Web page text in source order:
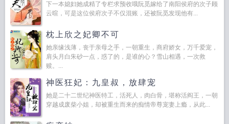
下一本媳妇她成精了专栏求预收哦阮觅嫁给了南阳侯府的次子顾
云暄，可是这位侯府次子不仅混账，还被阮觅发现他有...
枕上欣之妃卿不可
她亲缘浅薄，丧于亲母之手，一朝重生，商府娇女，万千爱宠，
肩头月白朱砂一点，惑了的，是谁的心？雪山相遇，一次救
赎。...
神医狂妃：九皇叔，放肆宠
她是二十二世纪神医特工，活死人，肉白骨，堪称活阎王，一朝
穿越成废柴小姐，却被重生而来的痴情帝尊宠妻上瘾，从此...